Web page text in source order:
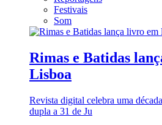
Festivais
Som
Rimas e Batidas
Lisboa
Revista digital celebra uma
dupla a 31 de Ju